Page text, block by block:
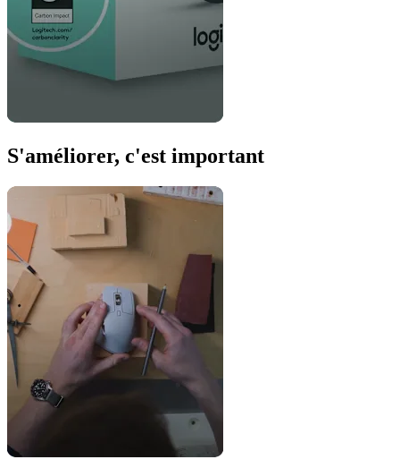
S'améliorer, c'est important